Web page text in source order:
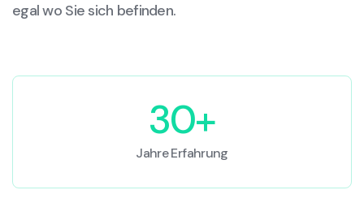
egal wo Sie sich befinden.
30+
Jahre Erfahrung